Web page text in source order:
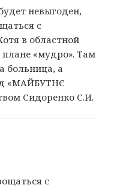
невыгоден,
с
в областной
«мудро». Там
больница, а
«МАЙБУТНЄ
Сидоренко С.И.
с